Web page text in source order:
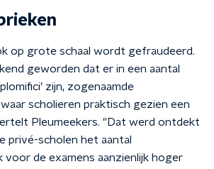
op grote schaal wordt gefraudeerd.
geworden dat er in een aantal
zijn, zogenaamde
scholieren praktisch gezien een
Pleumeekers. "Dat werd ontdekt
privé-scholen het aantal
voor de examens aanzienlijk hoger